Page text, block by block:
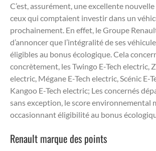
C’est, assurément, une excellente
ceux qui comptaient investir dans un
prochainement. En effet, le Groupe
d’annoncer que l’intégralité de ses
éligibles au bonus écologique. Cela
concrètement, les Twingo E-Tech electric,
electric, Mégane E-Tech electric, Scénic E-
Kangoo E-Tech electric; Les concernés
sans exception, le score environnemental
occasionnant éligibilité au bonus
Renault marque des points